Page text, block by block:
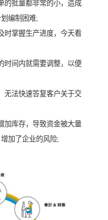
的批量都非常的小，造成
编制困难;
时掌握生产进度，今天看
时间内就需要调整，以便
无法快速答复客户关于交
加库存，导致资金被大量
加了企业的风险;